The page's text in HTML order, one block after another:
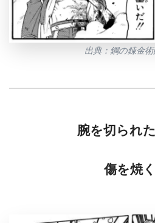
出典：鋼の錬金
腕を切られ
傷を焼く